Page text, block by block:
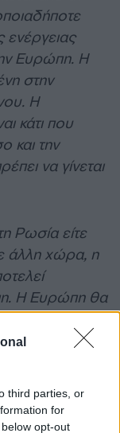
third parties, or
for
opt-out
ενέργειας
Ευρώπη. Η
στην
Η
κάτι που
και την
να γίνεται
Ρωσία είτε
άλλη χώρα, η
Η Ευρώπη θα
αυτού
της
τόσο την
».